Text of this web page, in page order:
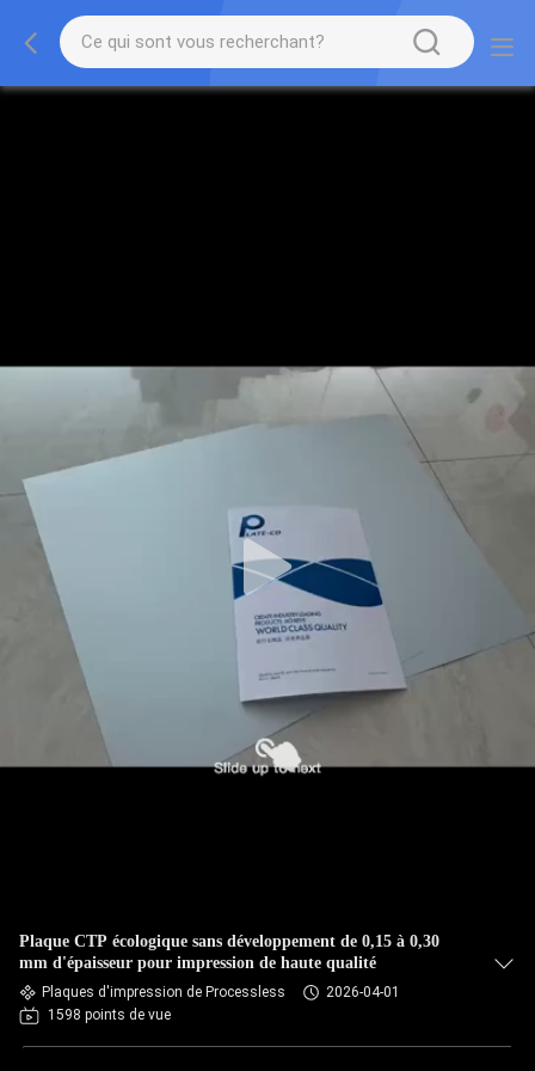
Plaque CTP écologique sans développement de 0,15 à 0,30
mm d'épaisseur pour impression de haute qualité
Plaques d'impression de Processless
2026-04-01
1598 points de vue